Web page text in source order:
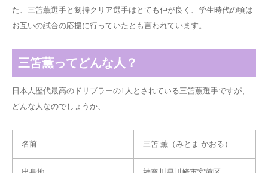
た、三笘薫選手と剱持クリア選手はとても仲が良く、学生時代の頃は
お互いの試合の応援に行っていたとも言われています。
三笘薫ってどんな人？
日本人歴代最高のドリブラーの1人とされている三笘薫選手ですが、
どんな人なのでしょうか、
名前 三笘 薫（みとま かおる）